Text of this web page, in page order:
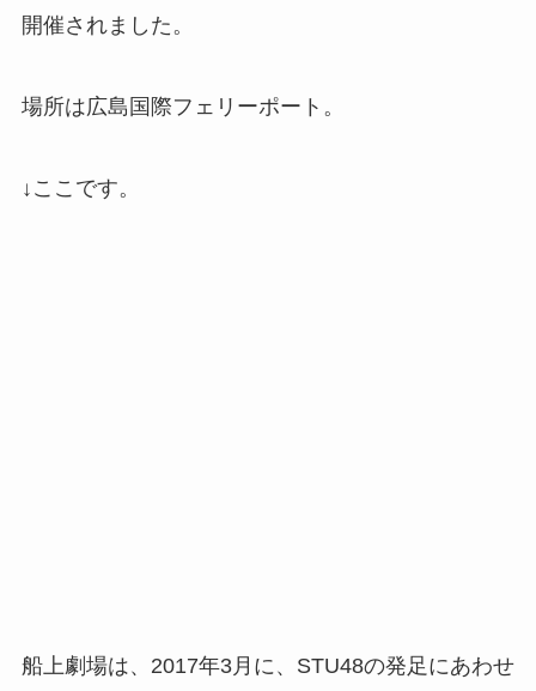
開催されました。
場所は広島国際フェリーポート。
↓ここです。
船上劇場は、2017年3月に、STU48の発足にあわせ